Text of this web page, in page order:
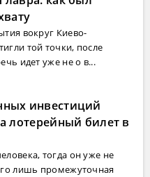
вокруг Киево-
той точки, после
идет уже не о в...
инвестиций
лотерейный билет в
тогда он уже не
лишь промежуточная